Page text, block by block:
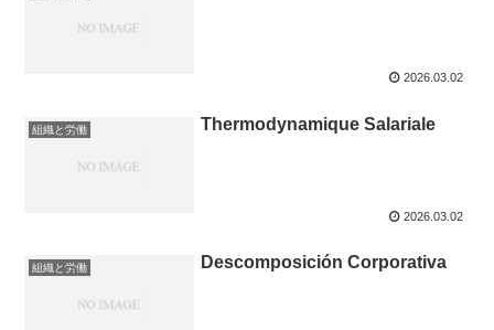
2026.03.02
組織と労働 Thermodynamique Salariale
2026.03.02
組織と労働 Descomposición Corporativa